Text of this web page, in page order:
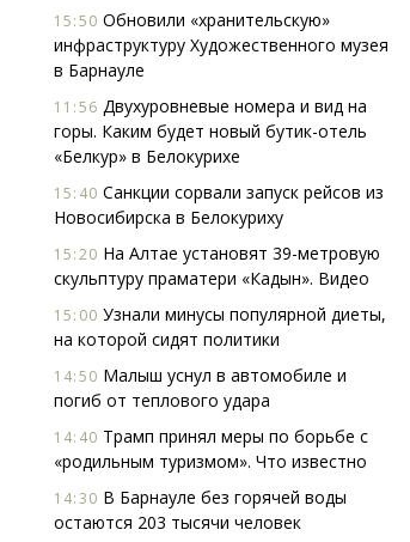
15:50 Обновили «хранительскую»
инфраструктуру Художественного музея
в Барнауле
11:56 Двухуровневые номера и вид на
горы. Каким будет новый бутик-отель
«Белкур» в Белокурихе
15:40 Санкции сорвали запуск рейсов из
Новосибирска в Белокуриху
15:20 На Алтае установят 39-метровую
скульптуру праматери «Кадын». Видео
15:00 Узнали минусы популярной диеты,
на которой сидят политики
14:50 Малыш уснул в автомобиле и
погиб от теплового удара
14:40 Трамп принял меры по борьбе с
«родильным туризмом». Что известно
14:30 В Барнауле без горячей воды
остаются 203 тысячи человек
Ищем новые берега. Гендиректор
«Жилищной инициативы» Юрий
Гатилов — о том, как девелоперу
оставаться на плаву, когда рынок
штормит
СТРОИТЕЛЬСТВО